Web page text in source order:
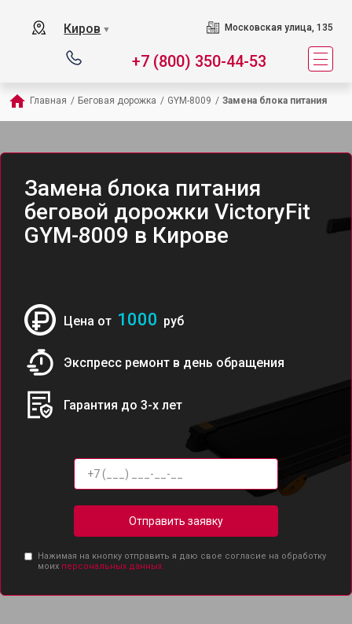
Киров ▼ Московская улица, 135
+7 (800) 350-44-53
Главная / Беговая дорожка / GYM-8009 / Замена блока питания
Замена блока питания
беговой дорожки VictoryFit
GYM-8009 в Кирове
Цена от 1000 руб
Экспресс ремонт в день обращения
Гарантия до 3-х лет
Отправить заявку
Нажимая на кнопку отправить я даю свое согласие на обработку
моих персональных данных.